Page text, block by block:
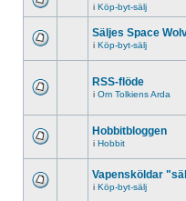
i Köp-byt-sälj
Säljes Space
i Köp-byt-sälj
RSS-flöde
i Om Tolkiens Arda
Hobbitbloggen
i Hobbit
Vapensköldar
i Köp-byt-sälj